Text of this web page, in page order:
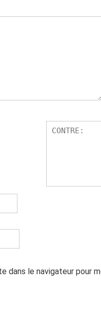
dans le navigateur pour